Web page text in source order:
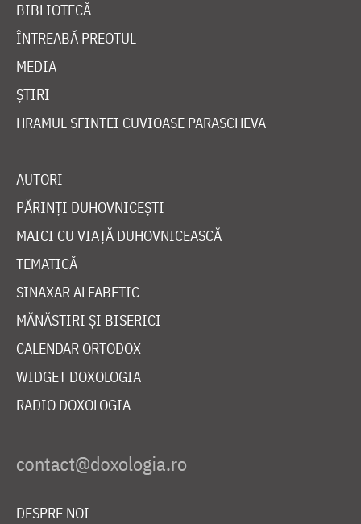
BIBLIOTECĂ
ÎNTREABĂ PREOTUL
MEDIA
ȘTIRI
HRAMUL SFINTEI CUVIOASE PARASCHEVA
AUTORI
PĂRINȚI DUHOVNICEȘTI
MAICI CU VIAȚĂ DUHOVNICEASCĂ
TEMATICĂ
SINAXAR ALFABETIC
MĂNĂSTIRI ȘI BISERICI
CALENDAR ORTODOX
WIDGET DOXOLOGIA
RADIO DOXOLOGIA
DESPRE NOI